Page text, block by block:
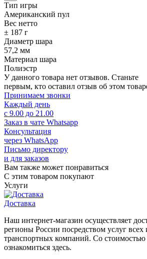
Тип игры
Американский пул
Вес нетто
± 187 г
Диаметр шара
57,2 мм
Материал шара
Полиэстр
У данного товара нет отзывов. Станьте
первым, кто оставил отзыв об этом
Принимаем звонки
Каждый день
с 9.00 до 21.00
Заказ в чате Whatsapp
Консультация
через WhatsApp
Письмо директору
и для заказов
Вам также может понравиться
С этим товаром покупают
Услуги
Доставка
Наш интернет-магазин осуществляет
регионы России посредством услуг всех
транспортных компаний. Со
ознакомиться здесь.